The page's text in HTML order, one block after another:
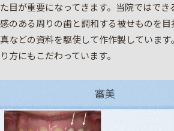
た目が重要になってきます。当院ではでき
感のある周りの歯と調和する被せものを目
真などの資料を駆使して作作製しています
り方にもこだわっています。